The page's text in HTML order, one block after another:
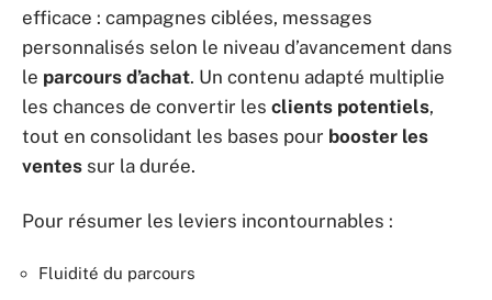
efficace : campagnes ciblées, messages
personnalisés selon le niveau d’avancement dans
le parcours d’achat. Un contenu adapté multiplie
les chances de convertir les clients potentiels,
tout en consolidant les bases pour booster les
ventes sur la durée.
Pour résumer les leviers incontournables :
Fluidité du parcours